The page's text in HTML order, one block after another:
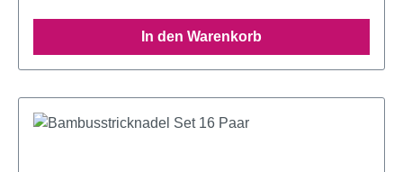
In den Warenkorb